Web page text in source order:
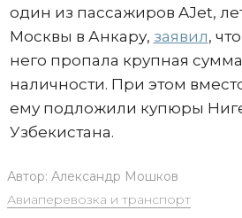
один из пассажиров AJet,
Москвы в Анкару, заявил,
него пропала крупная
наличности. При этом
ему подложили купюры
Узбекистана.
Автор: Александр Мошков
Авиаперевозка и транспорт